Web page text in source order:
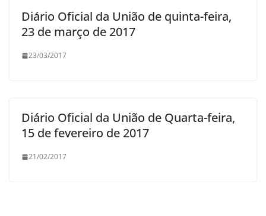
Diário Oficial da União de quinta-feira,
23 de março de 2017
23/03/2017
Diário Oficial da União de Quarta-feira,
15 de fevereiro de 2017
21/02/2017